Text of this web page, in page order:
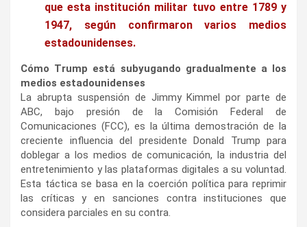
que esta institución militar tuvo entre 1789 y
1947, según confirmaron varios medios
estadounidenses.
Cómo Trump está subyugando gradualmente a los
medios estadounidenses
La abrupta suspensión de Jimmy Kimmel por parte de
ABC, bajo presión de la Comisión Federal de
Comunicaciones (FCC), es la última demostración de la
creciente influencia del presidente Donald Trump para
doblegar a los medios de comunicación, la industria del
entretenimiento y las plataformas digitales a su voluntad.
Esta táctica se basa en la coerción política para reprimir
las críticas y en sanciones contra instituciones que
considera parciales en su contra.